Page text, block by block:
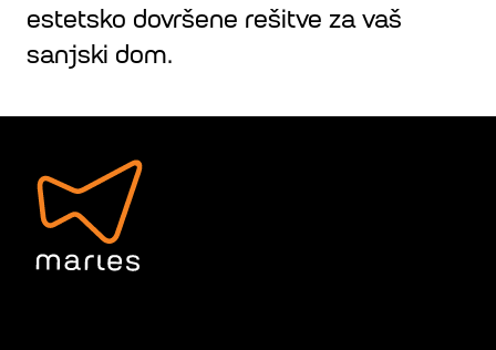
estetsko dovršene rešitve za vaš
sanjski dom.